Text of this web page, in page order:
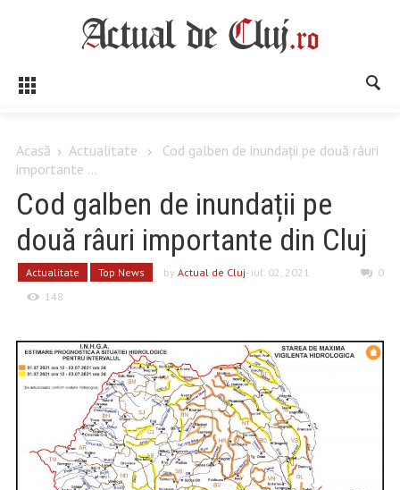
Acasă Actualitate
Cod galben de inundații pe două râuri
importante ...
Cod galben de inundații pe
două râuri importante din Cluj
Actualitate Top News byActual de Cluj- iul. 02, 2021
0
148